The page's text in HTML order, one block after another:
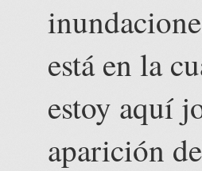
está en la
estoy aquí
aparición